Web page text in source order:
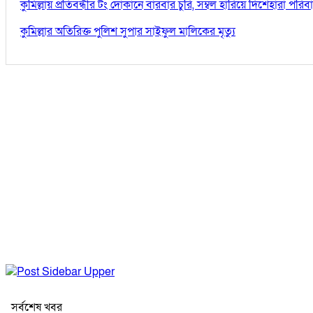
কুমিল্লায় প্রতিবন্ধীর টং দোকানে বারবার চুরি, সম্বল হারিয়ে দিশেহারা
কুমিল্লার অতিরিক্ত পুলিশ সুপার সাইফুল মালিকের মৃত্যু
সর্বশেষ খবর